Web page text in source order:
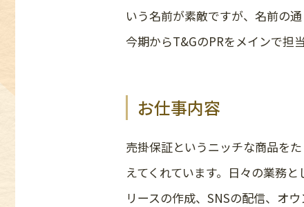
いう名前が素敵ですが、名前の
今期からT&GのPRをメインで担
お仕事内容
売掛保証というニッチな商品を
えてくれています。日々の業務
リースの作成、SNSの配信、オ